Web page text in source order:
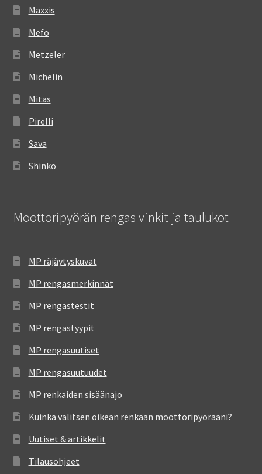
Maxxis
Mefo
Metzeler
Michelin
Mitas
Pirelli
Sava
Shinko
Moottoripyörän rengas vinkit ja taulukot
MP räjäytyskuvat
MP rengasmerkinnät
MP rengastestit
MP rengastyypit
MP rengasuutiset
MP rengasuutuudet
MP renkaiden sisäänajo
Kuinka valitsen oikean renkaan moottoripyörääni?
Uutiset & artikkelit
Tilausohjeet